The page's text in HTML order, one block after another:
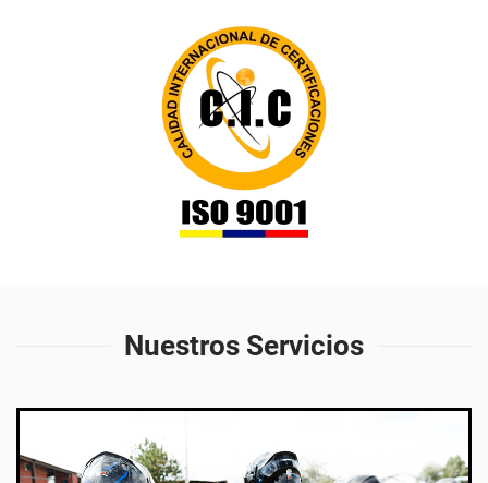
Nuestros Servicios